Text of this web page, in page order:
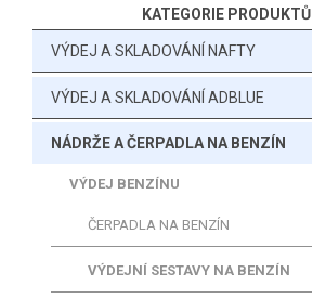
KATEGORIE PRODUKTŮ
VÝDEJ A SKLADOVÁNÍ NAFTY
VÝDEJ A SKLADOVÁNÍ ADBLUE
NÁDRŽE A ČERPADLA NA BENZÍN
VÝDEJ BENZÍNU
ČERPADLA NA BENZÍN
VÝDEJNÍ SESTAVY NA BENZÍN